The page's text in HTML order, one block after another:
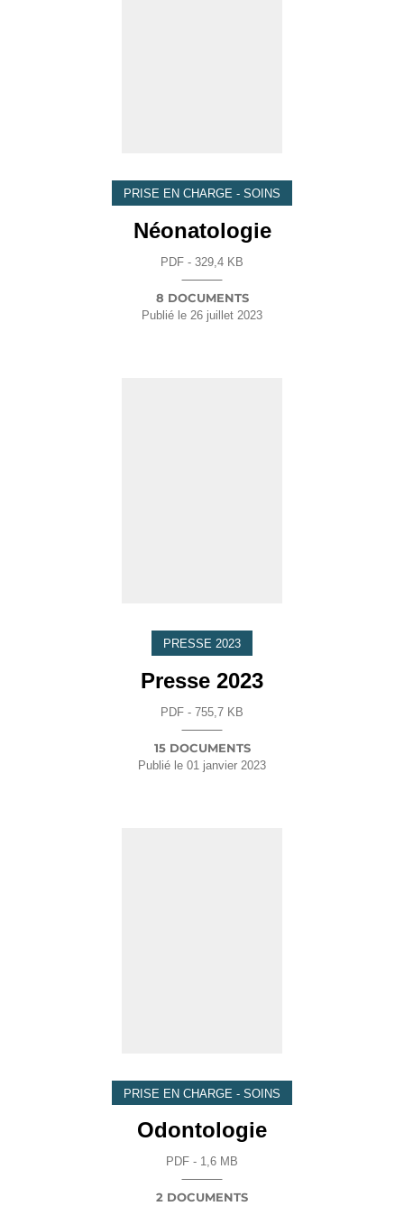
PRISE EN CHARGE - SOINS
Néonatologie
PDF - 329,4 KB
8 DOCUMENTS
Publié le 26 juillet 2023
PRESSE 2023
Presse 2023
PDF - 755,7 KB
15 DOCUMENTS
Publié le 01 janvier 2023
PRISE EN CHARGE - SOINS
Odontologie
PDF - 1,6 MB
2 DOCUMENTS